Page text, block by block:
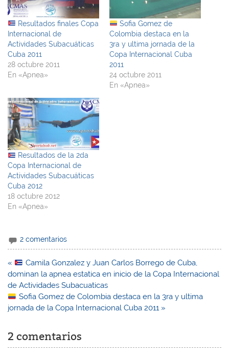
Resultados finales Copa
Internacional de
Actividades Subacuáticas
Cuba 2011
28 octubre 2011
En «Apnea»
Sofia Gomez de
Colombia destaca en la
3ra y ultima jornada de la
Copa Internacional Cuba
2011
24 octubre 2011
En «Apnea»
Resultados de la 2da
Copa Internacional de
Actividades Subacuáticas
Cuba 2012
18 octubre 2012
En «Apnea»
2 comentarios
Navegación
de
entradas
«
Camila Gonzalez y Juan Carlos Borrego de Cuba,
dominan la apnea estatica en inicio de la Copa Internacional
de Actividades Subacuaticas
Sofia Gomez de Colombia destaca en la 3ra y ultima
jornada de la Copa Internacional Cuba 2011 »
2 comentarios